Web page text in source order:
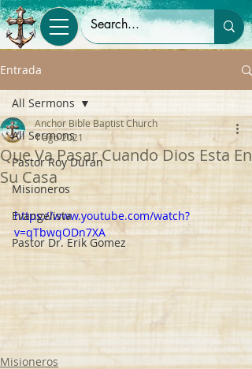
Entrada
All Sermons
Pastor Roy Duran
Misioneros
Evangelista
Pastor Dr. Erik Gomez
All Sermons
Que Va Pasar Cuando Dios Esta En
Su Casa
Anchor Bible Baptist Church
1 ago 2021
https://www.youtube.com/watch?
v=qTbwqODn7XA
Misioneros